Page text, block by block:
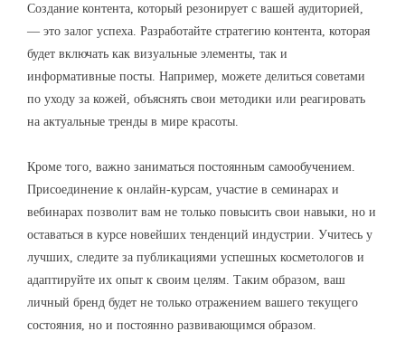
Создание контента, который резонирует с вашей аудиторией,
— это залог успеха. Разработайте стратегию контента, которая
будет включать как визуальные элементы, так и
информативные посты. Например, можете делиться советами
по уходу за кожей, объяснять свои методики или реагировать
на актуальные тренды в мире красоты.
Кроме того, важно заниматься постоянным самообучением.
Присоединение к онлайн-курсам, участие в семинарах и
вебинарах позволит вам не только повысить свои навыки, но и
оставаться в курсе новейших тенденций индустрии. Учитесь у
лучших, следите за публикациями успешных косметологов и
адаптируйте их опыт к своим целям. Таким образом, ваш
личный бренд будет не только отражением вашего текущего
состояния, но и постоянно развивающимся образом.